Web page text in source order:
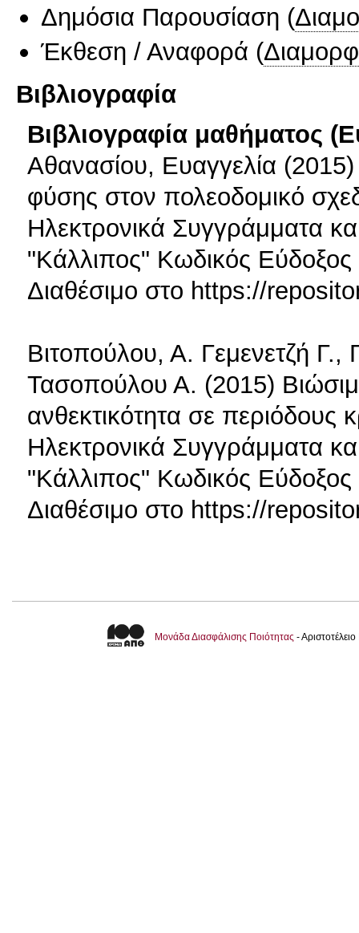
Δημόσια Παρουσίαση (
Έκθεση / Αναφορά (
Βιβλιογραφία
Βιβλιογραφία μαθήματος
Αθανασίου, Ευαγγελία
φύσης στον πολεοδομικό
Ηλεκτρονικά Συγγράμματα
"Κάλλιπος" Κωδικός
Διαθέσιμο στο https://
Βιτοπούλου, Α. Γεμενετζή
Τασοπούλου Α. (2015)
ανθεκτικότητα σε περιόδους
Ηλεκτρονικά Συγγράμματα
"Κάλλιπος" Κωδικός
Διαθέσιμο στο https://
Μονάδα Διασφάλισης Ποιότητας -